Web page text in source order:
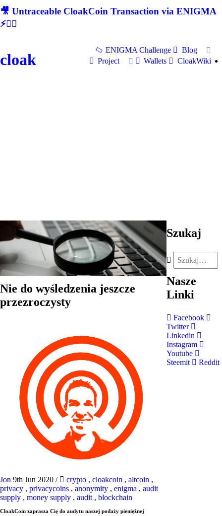
🎥 Untraceable CloakCoin Transaction via ENIGMA
⚡🕵‍♂
cloak
ENIGMA Challenge
Blog
Project
Wallets CloakWiki
Nie do wyśledzenia jeszcze
przezroczysty
Jon 9th Jun 2020 / crypto , cloakcoin , altcoin ,
privacy , privacycoins , anonymity , enigma , audit
supply , money supply , audit , blockchain
CloakCoin zaprasza Cię do audytu naszej podaży pieniężnej
Szukaj
Nasze
Linki
Facebook
Twitter
Linkedin
Instagram
Youtube
Steemit
Reddit